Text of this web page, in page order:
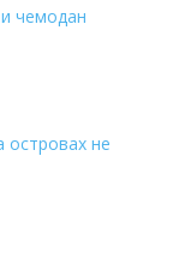
чемодан
островах не